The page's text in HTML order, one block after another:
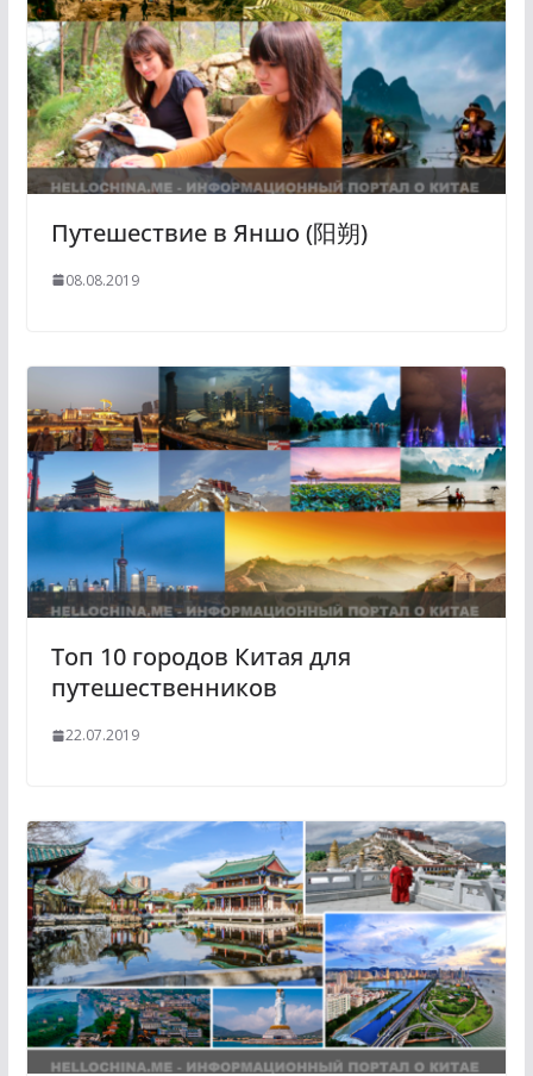
Путешествие в Яншо (阳朔)
08.08.2019
Топ 10 городов Китая для
путешественников
22.07.2019